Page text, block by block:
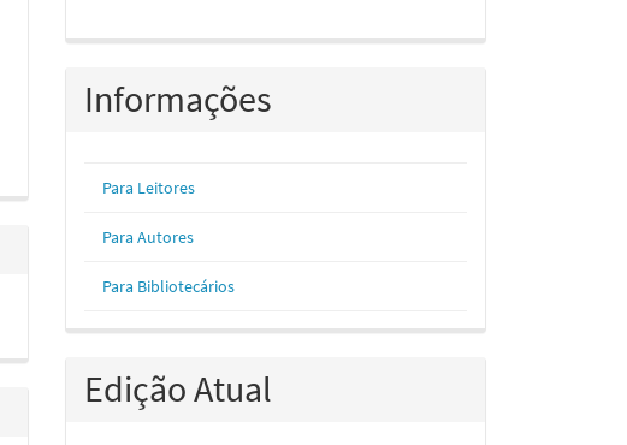
Informações
Para Leitores
Para Autores
Para Bibliotecários
Edição Atual